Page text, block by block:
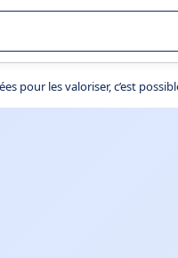
en entreprise.
pour les valoriser, c’est